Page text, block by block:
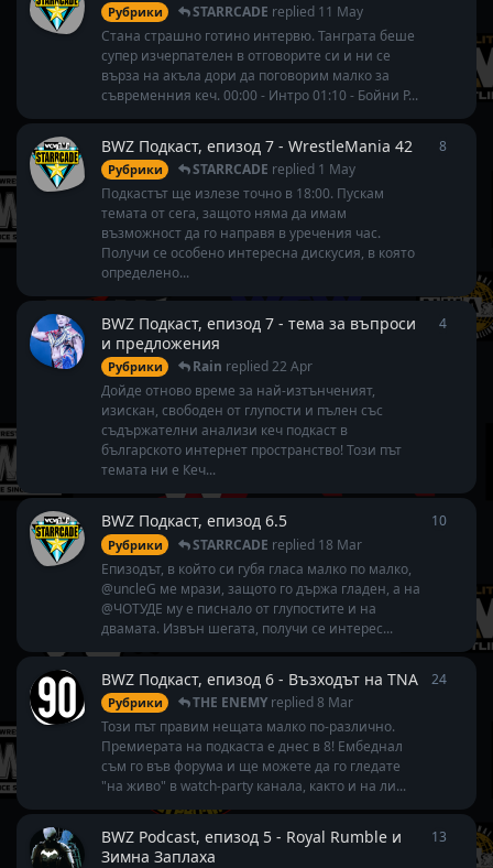
Рубрики STARRCADE replied 11 May
Стана страшно готино интервю. Танграта беше
супер изчерпателен в отговорите си и ни се
върза на акъла дори да поговорим малко за
съвременния кеч. 00:00 - Интро 01:10 - Бойни Р...
BWZ Подкаст, епизод 7 - WrestleMania 42
Рубрики STARRCADE replied 1 May
Подкастът ще излезе точно в 18:00. Пускам
темата от сега, защото няма да имам
възможност да го направя в уречения час.
Получи се особено интересна дискусия, в която
определено...
8
BWZ Подкаст, епизод 7 - тема за въпроси
и предложения
Рубрики Rain replied22 Apr
Дойде отново време за най-изтънченият,
изискан, свободен от глупости и пълен със
съдържателни анализи кеч подкаст в
българското интернет пространство! Този път
темата ни е Кеч...
4
BWZ Подкаст, епизод 6.5
Рубрики STARRCADE replied 18 Mar
Епизодът, в който си губя гласа малко по малко,
@uncleG ме мрази, защото го държа гладен, а на
@ЧОТУДЕ му е писнало от глупостите и на
двамата. Извън шегата, получи се интерес...
10
BWZ Подкаст, епизод 6 - Възходът на TNA
Рубрики THE ENEMY replied8 Mar
Този път правим нещата малко по-различно.
Премиерата на подкаста е днес в 8! Ембеднал
съм го във форума и ще можете да го гледате
"на живо" в watch-party канала, както и на ли...
24
BWZ Podcast, епизод 5 - Royal Rumble и
Зимна Заплаха
13